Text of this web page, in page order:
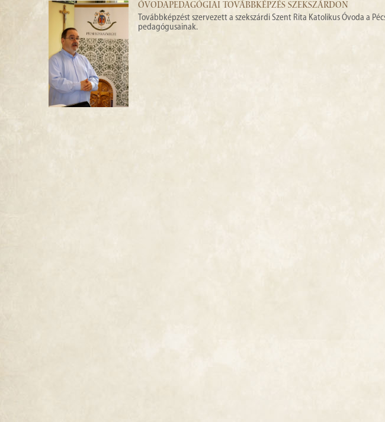
ÓVODAPEDAGÓGIAI TOVÁBBKÉPZÉS SZEKSZÁRDON
Továbbképzést szervezett a szekszárdi Szent Rita Katolikus Óvoda a
pedagógusainak.